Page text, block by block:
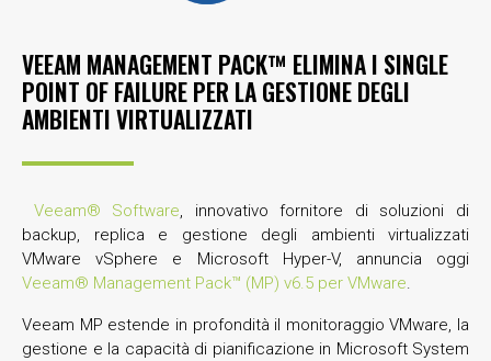
VEEAM MANAGEMENT PACK™ ELIMINA I SINGLE
POINT OF FAILURE PER LA GESTIONE DEGLI
AMBIENTI VIRTUALIZZATI
Veeam® Software, innovativo fornitore di soluzioni di
backup, replica e gestione degli ambienti virtualizzati
VMware vSphere e Microsoft Hyper-V, annuncia oggi
Veeam® Management Pack™ (MP) v6.5 per VMware.
Veeam MP estende in profondità il monitoraggio VMware, la
gestione e la capacità di pianificazione in Microsoft System